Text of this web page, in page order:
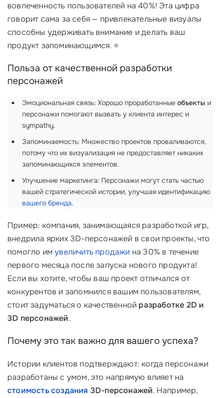
вовлеченность пользователей на 40%! Эта цифра
говорит сама за себя — привлекательные визуалы
способны удерживать внимание и делать ваш
продукт запоминающимся. ⭐
Польза от качественной разработки
персонажей
Эмоциональная связь: Хорошо проработанные объекты и
персонажи помогают вызвать у клиента интерес и
sympathy.
Запоминаемость: Множество проектов проваливаются,
потому что их визуализация не предоставляет никаких
запоминающихся элементов.
Улучшение маркетинга: Персонажи могут стать частью
вашей стратегической истории, улучшая идентификацию
вашего бренда.
Пример: компания, занимающаяся разработкой игр,
внедрила ярких 3D-персонажей в свои проекты, что
помогло имувеличить продажи на 30% в течение
первого месяца после запуска нового продукта!
Если вы хотите, чтобы ваш проект отличался от
конкурентов и запомнился вашим пользователям,
стоит задуматься о качественной разработке 2D и
3D персонажей.
Почему это так важно для вашего успеха?
Истории клиентов подтверждают: когда персонажи
разработаны с умом, это напрямую влияет на
стоимость создания 3D-персонажей. Например,